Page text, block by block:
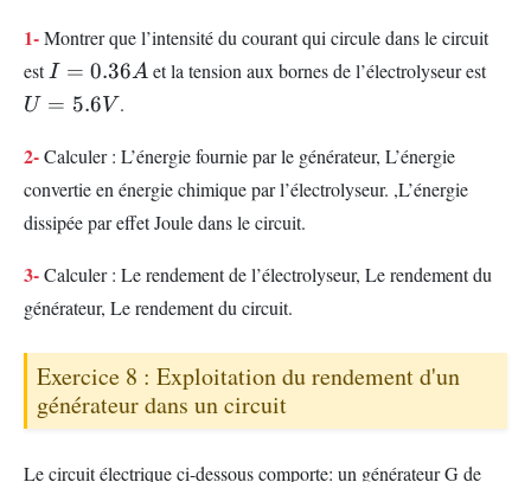
1-Montrer que l’intensité du courant qui circule dans le circuit
est I=0.36A
I = 0.36A et la tension aux bornes de l’électrolyseur est
U = 5.6V .
2-Calculer : L’énergie fournie par le générateur, L’énergie
convertie en énergie chimique par l’électrolyseur. ,L’énergie
dissipée par effet Joule dans le circuit.
3-Calculer : Le rendement de l’électrolyseur, Le rendement du
générateur, Le rendement du circuit.
Exercice 8 : Exploitation du rendement d'un
générateur dans un circuit
Le circuit électrique ci-dessous comporte: un générateur G de